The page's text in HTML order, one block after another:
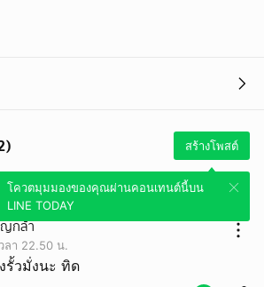
สร้างโพสต์
โควตมุมมองของคุณผ่านคอนเทนต์นี้บน
LINE TODAY
กล้า
ลา 22.50 น.
รั้วมั่งนะ ทิด